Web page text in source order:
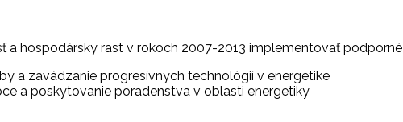
hospodársky rast v rokoch 2007-2013 implementovať
a zavádzanie progresívnych technológií v energetike
a poskytovanie poradenstva v oblasti energetiky